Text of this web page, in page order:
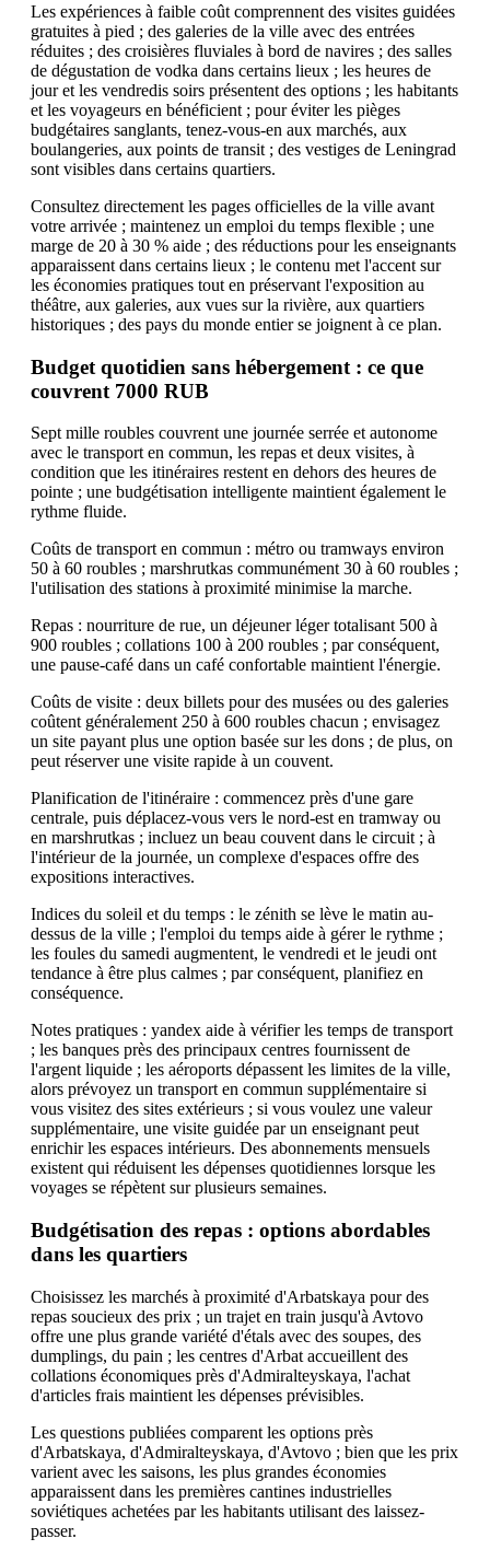
Les expériences à faible coût comprennent des visites guidées
gratuites à pied ; des galeries de la ville avec des entrées
réduites ; des croisières fluviales à bord de navires ; des salles
de dégustation de vodka dans certains lieux ; les heures de
jour et les vendredis soirs présentent des options ; les habitants
et les voyageurs en bénéficient ; pour éviter les pièges
budgétaires sanglants, tenez-vous-en aux marchés, aux
boulangeries, aux points de transit ; des vestiges de Leningrad
sont visibles dans certains quartiers.
Consultez directement les pages officielles de la ville avant
votre arrivée ; maintenez un emploi du temps flexible ; une
marge de 20 à 30 % aide ; des réductions pour les enseignants
apparaissent dans certains lieux ; le contenu met l'accent sur
les économies pratiques tout en préservant l'exposition au
théâtre, aux galeries, aux vues sur la rivière, aux quartiers
historiques ; des pays du monde entier se joignent à ce plan.
Budget quotidien sans hébergement : ce que
couvrent 7000 RUB
Sept mille roubles couvrent une journée serrée et autonome
avec le transport en commun, les repas et deux visites, à
condition que les itinéraires restent en dehors des heures de
pointe ; une budgétisation intelligente maintient également le
rythme fluide.
Coûts de transport en commun : métro ou tramways environ
50 à 60 roubles ; marshrutkas communément 30 à 60 roubles ;
l'utilisation des stations à proximité minimise la marche.
Repas : nourriture de rue, un déjeuner léger totalisant 500 à
900 roubles ; collations 100 à 200 roubles ; par conséquent,
une pause-café dans un café confortable maintient l'énergie.
Coûts de visite : deux billets pour des musées ou des galeries
coûtent généralement 250 à 600 roubles chacun ; envisagez
un site payant plus une option basée sur les dons ; de plus, on
peut réserver une visite rapide à un couvent.
Planification de l'itinéraire : commencez près d'une gare
centrale, puis déplacez-vous vers le nord-est en tramway ou
en marshrutkas ; incluez un beau couvent dans le circuit ; à
l'intérieur de la journée, un complexe d'espaces offre des
expositions interactives.
Indices du soleil et du temps : le zénith se lève le matin au-
dessus de la ville ; l'emploi du temps aide à gérer le rythme ;
les foules du samedi augmentent, le vendredi et le jeudi ont
tendance à être plus calmes ; par conséquent, planifiez en
conséquence.
Notes pratiques : yandex aide à vérifier les temps de transport
; les banques près des principaux centres fournissent de
l'argent liquide ; les aéroports dépassent les limites de la ville,
alors prévoyez un transport en commun supplémentaire si
vous visitez des sites extérieurs ; si vous voulez une valeur
supplémentaire, une visite guidée par un enseignant peut
enrichir les espaces intérieurs. Des abonnements mensuels
existent qui réduisent les dépenses quotidiennes lorsque les
voyages se répètent sur plusieurs semaines.
Budgétisation des repas : options abordables
dans les quartiers
Choisissez les marchés à proximité d'Arbatskaya pour des
repas soucieux des prix ; un trajet en train jusqu'à Avtovo
offre une plus grande variété d'étals avec des soupes, des
dumplings, du pain ; les centres d'Arbat accueillent des
collations économiques près d'Admiralteyskaya, l'achat
d'articles frais maintient les dépenses prévisibles.
Les questions publiées comparent les options près
d'Arbatskaya, d'Admiralteyskaya, d'Avtovo ; bien que les prix
varient avec les saisons, les plus grandes économies
apparaissent dans les premières cantines industrielles
soviétiques achetées par les habitants utilisant des laissez-
passer.